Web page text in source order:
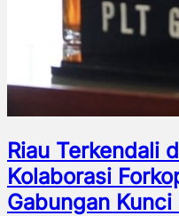
Riau Terkendali
Kolaborasi
Gabungan Kunci